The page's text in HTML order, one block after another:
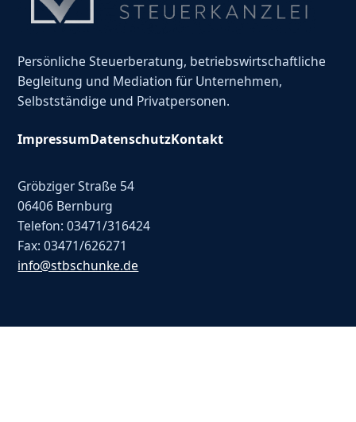
Persönliche Steuerberatung, betriebswirtschaftliche
Begleitung und Mediation für Unternehmen,
Selbstständige und Privatpersonen.
ImpressumDatenschutzKontakt
Gröbziger Straße 54
06406 Bernburg
Telefon: 03471/316424
Fax: 03471/626271
info@stbschunke.de